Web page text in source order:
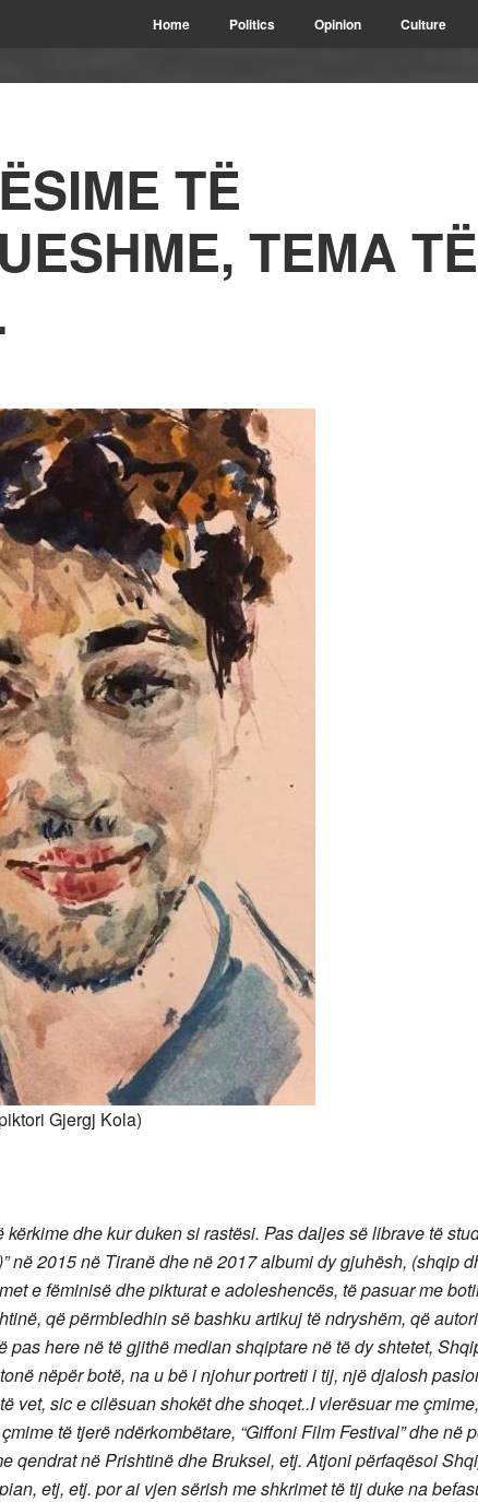
Home Politics Opinion Culture
TË
TEMA TË
Gjergj Kola)
dhe kur duken si rastësi. Pas daljes së librave të
në 2015 në Tiranë dhe në 2017 albumi dy gjuhësh, (shqip
e fëminisë dhe pikturat e adoleshencës, të pasuar me
që përmbledhin së bashku artikuj të ndryshëm, që
pas here në të gjithë median shqiptare në të dy shtetet,
nëpër botë, na u bë i njohur portreti i tij, një djalosh
vet, sic e cilësuan shokët dhe shoqet..I vlerësuar me
të tjerë ndërkombëtare, “Giffoni Film Festival” dhe në
qendrat në Prishtinë dhe Bruksel, etj. Atjoni përfaqësoi
etj, etj. por ai vjen sërish me shkrimet të tij duke na